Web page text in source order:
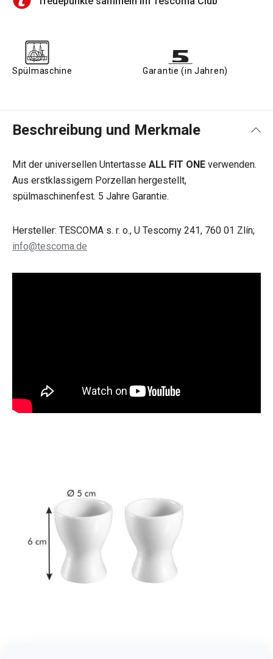
Spülmaschine Garantie (in Jahren)
Beschreibung und Merkmale
Mit der universellen Untertasse ALL FIT ONE verwenden.
Aus erstklassigem Porzellan hergestellt,
spülmaschinenfest. 5 Jahre Garantie.
Hersteller: TESCOMA s. r. o., U Tescomy 241, 760 01 Zlín;
info@tescoma.de